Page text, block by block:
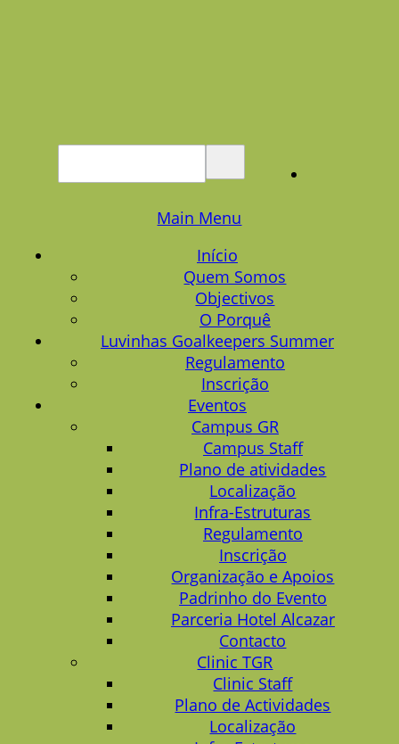
Main Menu
Início
Quem Somos
Objectivos
O Porquê
Luvinhas Goalkeepers Summer
Regulamento
Inscrição
Eventos
Campus GR
Campus Staff
Plano de atividades
Localização
Infra-Estruturas
Regulamento
Inscrição
Organização e Apoios
Padrinho do Evento
Parceria Hotel Alcazar
Contacto
Clinic TGR
Clinic Staff
Plano de Actividades
Localização